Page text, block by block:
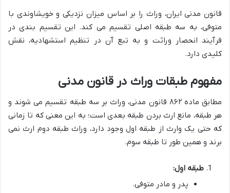
قانون مدنی ایران، وراث را بر اساس میزان نزدیکی و خویشاوندی با
متوفی، به سه طبقه اصلی تقسیم می کند. این تقسیم بندی در
فرآیند انحصار وراثت و به تبع آن در تنظیم استشهادیه، نقش
کلیدی دارد.
مفهوم طبقات وراث در قانون مدنی
مطابق ماده ۸۶۲ قانون مدنی، وراث بر سه طبقه تقسیم می شوند و
هر طبقه، مانع ارث بردن طبقه بعدی است؛ به این معنی که تا زمانی
که حتی یک وارث از طبقه اول وجود دارد، وراث طبقه دوم ارث نمی
برند و همین طور تا طبقه سوم.
طبقه اول:
پدر و مادر متوفی.